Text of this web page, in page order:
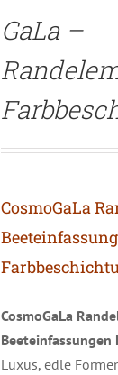
GaLa –
CosmoGaLa
CosmoGaLa
Beeteinfassungen
Luxus, edle